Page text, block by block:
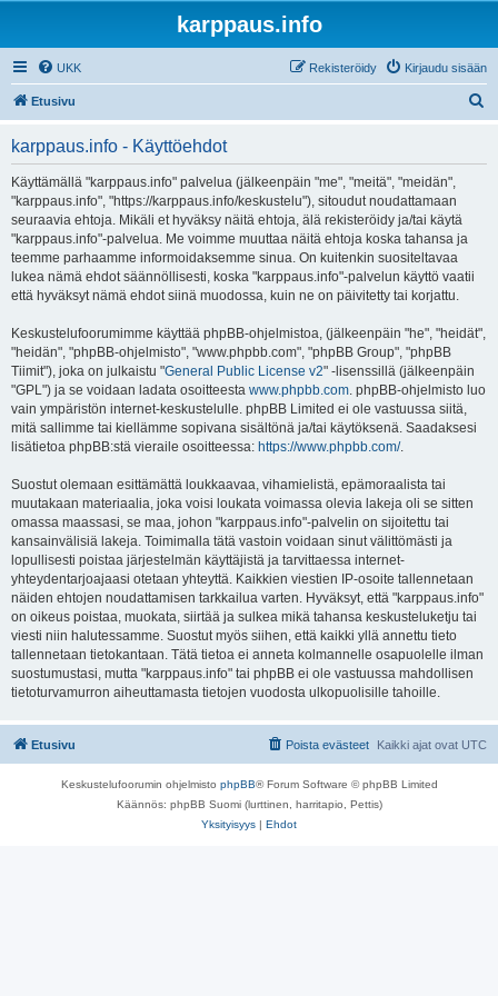
karppaus.info
UKK Kirjaudu sisään
Rekisteröidy
Etusivu
karppaus.info - Käyttöehdot
Käyttämällä "karppaus.info" palvelua (jälkeenpäin "me", "meitä", "meidän",
"karppaus.info", "https://karppaus.info/keskustelu"), sitoudut noudattamaan
seuraavia ehtoja. Mikäli et hyväksy näitä ehtoja, älä rekisteröidy ja/tai käytä
"karppaus.info"-palvelua. Me voimme muuttaa näitä ehtoja koska tahansa ja
teemme parhaamme informoidaksemme sinua. On kuitenkin suositeltavaa
lukea nämä ehdot säännöllisesti, koska "karppaus.info"-palvelun käyttö vaatii
että hyväksyt nämä ehdot siinä muodossa, kuin ne on päivitetty tai korjattu.
Keskustelufoorumimme käyttää phpBB-ohjelmistoa, (jälkeenpäin "he", "heidät",
"heidän", "phpBB-ohjelmisto", "www.phpbb.com", "phpBB Group", "phpBB
Tiimit"), joka on julkaistu "General Public License v2" -lisenssillä (jälkeenpäin
"GPL") ja se voidaan ladata osoitteesta www.phpbb.com. phpBB-ohjelmisto luo
vain ympäristön internet-keskustelulle. phpBB Limited ei ole vastuussa siitä,
mitä sallimme tai kiellämme sopivana sisältönä ja/tai käytöksenä. Saadaksesi
lisätietoa phpBB:stä vieraile osoitteessa: https://www.phpbb.com/.
Suostut olemaan esittämättä loukkaavaa, vihamielistä, epämoraalista tai
muutakaan materiaalia, joka voisi loukata voimassa olevia lakeja oli se sitten
omassa maassasi, se maa, johon "karppaus.info"-palvelin on sijoitettu tai
kansainvälisiä lakeja. Toimimalla tätä vastoin voidaan sinut välittömästi ja
lopullisesti poistaa järjestelmän käyttäjistä ja tarvittaessa internet-
yhteydentarjoajaasi otetaan yhteyttä. Kaikkien viestien IP-osoite tallennetaan
näiden ehtojen noudattamisen tarkkailua varten. Hyväksyt, että "karppaus.info"
on oikeus poistaa, muokata, siirtää ja sulkea mikä tahansa keskusteluketju tai
viesti niin halutessamme. Suostut myös siihen, että kaikki yllä annettu tieto
tallennetaan tietokantaan. Tätä tietoa ei anneta kolmannelle osapuolelle ilman
suostumustasi, mutta "karppaus.info" tai phpBB ei ole vastuussa mahdollisen
tietoturvamurron aiheuttamasta tietojen vuodosta ulkopuolisille tahoille.
Etusivu Kaikki ajat ovat UTC
Poista evästeet
Keskustelufoorumin ohjelmisto phpBB® Forum Software © phpBB Limited
Käännös: phpBB Suomi (lurttinen, harritapio, Pettis)
Yksityisyys | Ehdot